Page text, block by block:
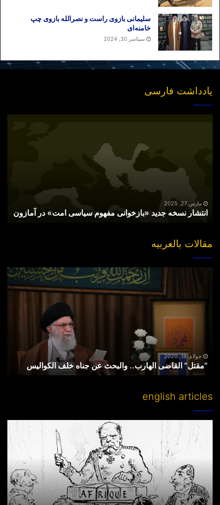
سلیمانی بازوی راست و نصرالله بازوی چپ
خامنه‌ای
سپتامبر 30, 2024
یادداشت فارسی
آمازونمارس 27, 2025
انتشار نسخه جدید «بازخوانی مفهوم سیاسی امت» در آمازون
مقالات بالعربیه
والبحث
جولای 18, 2020
“مقتل” القاضی الهارب.. والبحث عن جناه خلف الکوالیس
english articles
others’